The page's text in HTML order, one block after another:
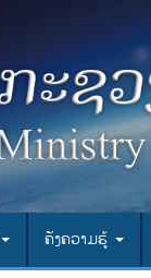
ຄັງຄວາມຮູ້